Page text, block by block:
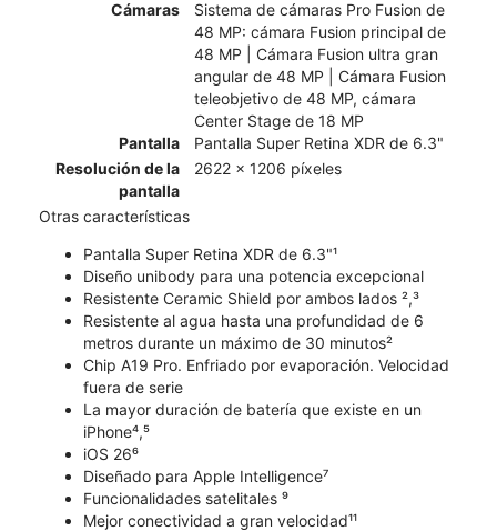
Cámaras
Sistema de cámaras Pro Fusion de
48 MP: cámara Fusion principal de
48 MP | Cámara Fusion ultra gran
angular de 48 MP | Cámara Fusion
teleobjetivo de 48 MP, cámara
Center Stage de 18 MP
Pantalla
Pantalla Super Retina XDR de 6.3"
Resolución de la
pantalla
2622 x 1206 píxeles
Otras características
Pantalla Super Retina XDR de 6.3"¹
Diseño unibody para una potencia excepcional
Resistente Ceramic Shield por ambos lados ²,³
Resistente al agua hasta una profundidad de 6
metros durante un máximo de 30 minutos²
Chip A19 Pro. Enfriado por evaporación. Velocidad
fuera de serie
La mayor duración de batería que existe en un
iPhone⁴,⁵
iOS 26⁶
Diseñado para Apple Intelligence⁷
Funcionalidades satelitales ⁹
Mejor conectividad a gran velocidad¹¹